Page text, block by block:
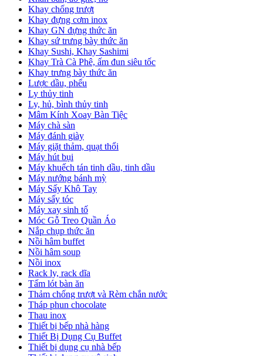
Khay chống trượt
Khay đựng cơm inox
Khay GN đựng thức ăn
Khay sứ trưng bày thức ăn
Khay Sushi, Khay Sashimi
Khay Trà Cà Phê, ấm đun siêu tốc
Khay trưng bày thức ăn
Lược dầu, phểu
Ly thủy tinh
Ly, hủ, bình thủy tinh
Mâm Kính Xoay Bàn Tiệc
Máy chà sàn
Máy đánh giày
Máy giặt thảm, quạt thổi
Máy hút bụi
Máy khuếch tán tinh dầu, tinh dầu
Máy nướng bánh mỳ
Máy Sấy Khô Tay
Máy sấy tóc
Máy xay sinh tố
Móc Gỗ Treo Quần Áo
Nắp chụp thức ăn
Nồi hâm buffet
Nồi hâm soup
Nồi inox
Rack ly, rack dĩa
Tấm lót bàn ăn
Thảm chống trượt và Rèm chắn nước
Tháp phun chocolate
Thau inox
Thiết bị bếp nhà hàng
Thiết Bị Dụng Cụ Buffet
Thiết bị dụng cụ nhà bếp